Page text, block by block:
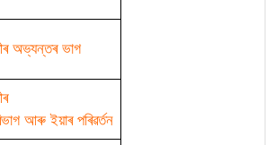
অভ্যন্তৰ ভাগ
আৰু ইয়াৰ পৰিৱৰ্তন